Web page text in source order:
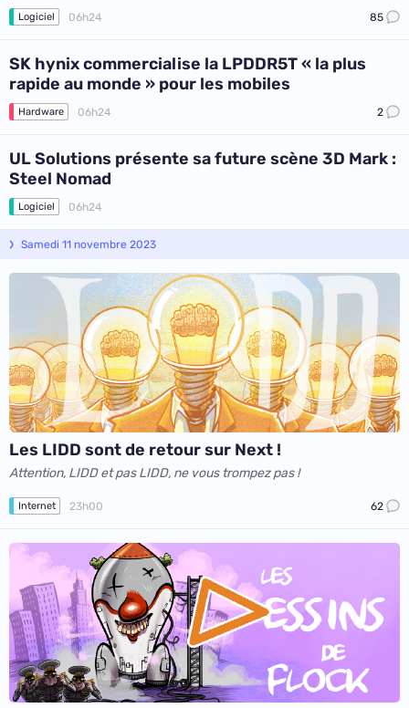
Logiciel 06h24 85
SK hynix commercialise la LPDDR5T « la plus
rapide au monde » pour les mobiles
Hardware 06h24 2
UL Solutions présente sa future scène 3D Mark :
Steel Nomad
Logiciel 06h24
Samedi 11 novembre 2023
Les LIDD sont de retour sur Next !
Attention, LIDD et pas LIDD, ne vous trompez pas !
Internet 23h00 62